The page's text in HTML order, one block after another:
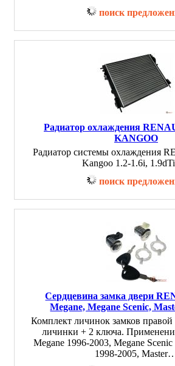
поиск
Радиатор охлаждения
KANGOO
Радиатор системы охлаждения
Kangoo 1.2-1.6i,
поиск
Сердцевина замка двери
Megane, Megane Scenic,
Комплект личинок замков правой
личинки + 2 ключа.
Megane 1996-2003, Megane
1998-2005,